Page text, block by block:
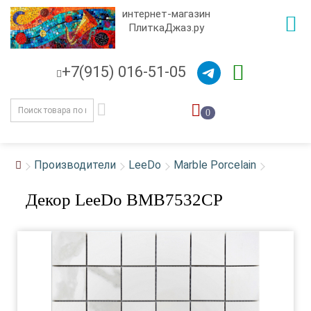
интернет-магазин
ПлиткаДжаз.ру
+7(915) 016-51-05
0
Производители LeeDo Marble Porcelain
Декор LeeDo BMB7532CP